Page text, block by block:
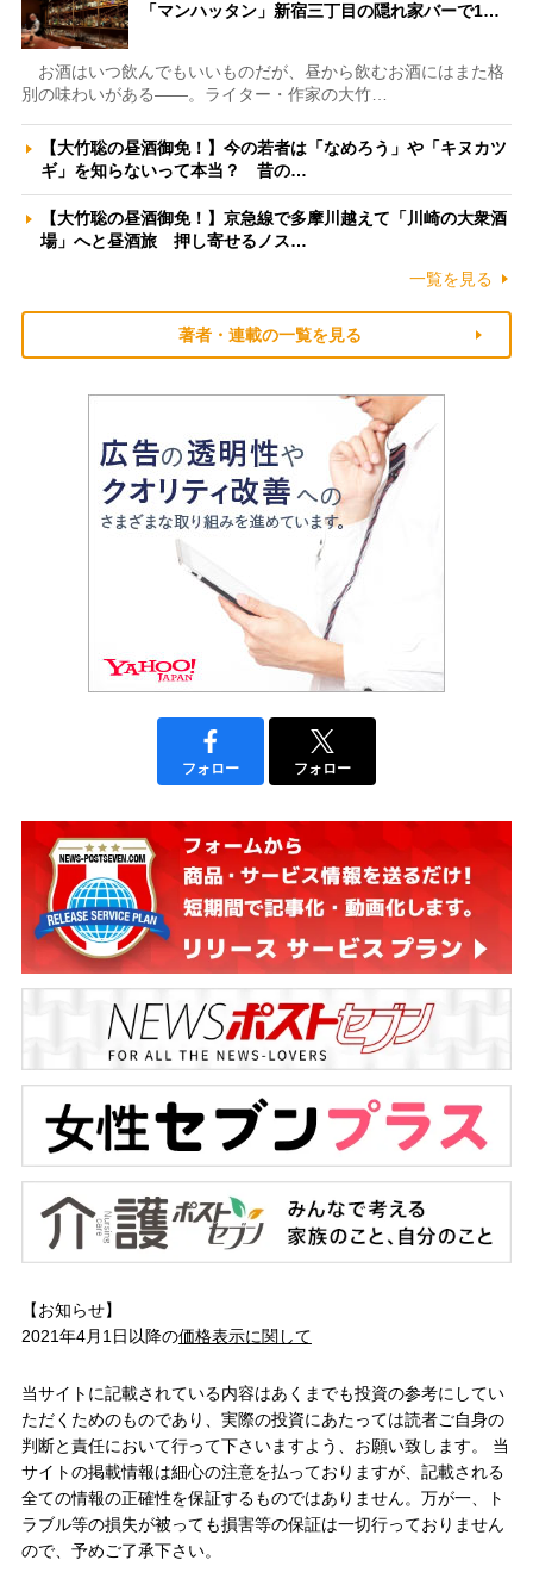
「マンハッタン」新宿三丁目の隠れ家バーで1…
お酒はいつ飲んでもいいものだが、昼から飲むお酒にはまた格
別の味わいがある――。ライター・作家の大竹…
【大竹聡の昼酒御免！】今の若者は「なめろう」や「キヌカツ
ギ」を知らないって本当？ 昔の…
【大竹聡の昼酒御免！】京急線で多摩川越えて「川崎の大衆酒
場」へと昼酒旅 押し寄せるノス…
一覧を見る
著者・連載の一覧を見る
フォロー フォロー
【お知らせ】
2021年4月1日以降の価格表示に関して
当サイトに記載されている内容はあくまでも投資の参考にしてい
ただくためのものであり、実際の投資にあたっては読者ご自身の
判断と責任において行って下さいますよう、お願い致します。 当
サイトの掲載情報は細心の注意を払っておりますが、記載される
全ての情報の正確性を保証するものではありません。万が一、ト
ラブル等の損失が被っても損害等の保証は一切行っておりません
ので、予めご了承下さい。